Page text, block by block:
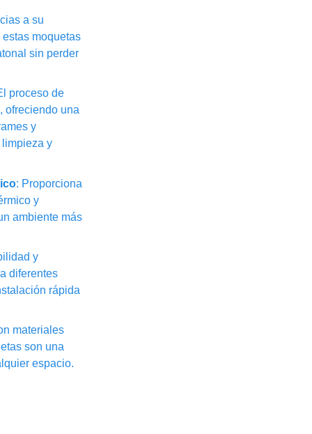
a su
moquetas
sin perder
proceso de
ofreciendo una
y
limpieza y
: Proporciona
y
ambiente más
y
diferentes
rápida
materiales
son una
espacio.